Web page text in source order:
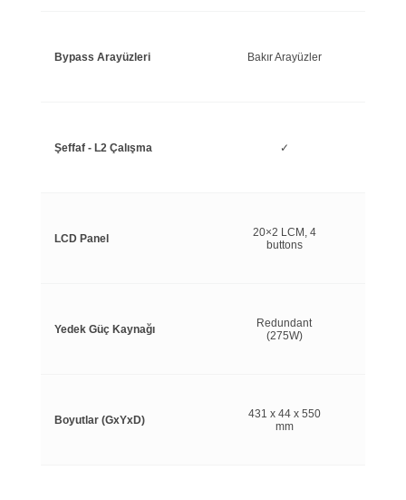
20×2 LCM, 4
buttons
LCD Panel
Bypass Arayüzleri
Yedek Güç Kaynağı
Şeffaf - L2 Çalışma
Boyutlar (GxYxD)
Bakır Arayüzler
Redundant
(275W)
✓
431 x 44 x 550
mm